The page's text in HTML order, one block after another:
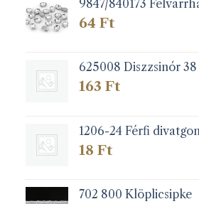
9847/840173
64 Ft
625008 Diszzsinór
163 Ft
1206-24 Férfi
18 Ft
702 800 Klöplicsipke